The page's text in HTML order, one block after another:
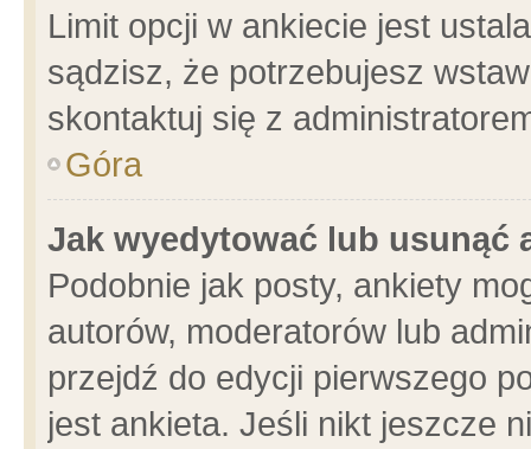
Limit opcji w ankiecie jest
sądzisz, że potrzebujesz
skontaktuj się z
Góra
Jak wyedytować lub usunąć
Podobnie jak posty, ankiety
autorów, moderatorów lub
przejdź do edycji pierwszego
jest ankieta. Jeśli nikt jeszcze